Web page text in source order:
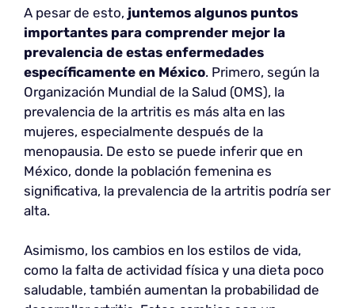
A pesar de esto, juntemos algunos puntos
importantes para comprender mejor la
prevalencia de estas enfermedades
específicamente en México. Primero, según la
Organización Mundial de la Salud (OMS), la
prevalencia de la artritis es más alta en las
mujeres, especialmente después de la
menopausia. De esto se puede inferir que en
México, donde la población femenina es
significativa, la prevalencia de la artritis podría ser
alta.
Asimismo, los cambios en los estilos de vida,
como la falta de actividad física y una dieta poco
saludable, también aumentan la probabilidad de